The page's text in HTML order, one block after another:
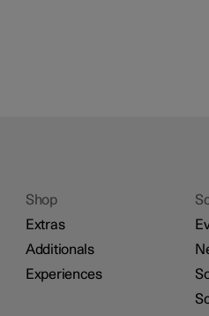
Shop
Extras
Additionals
Experiences